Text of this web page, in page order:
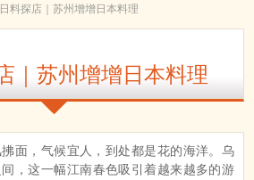
料探店｜苏州增增日本料理
｜苏州增增日本料理
面，气候宜人，到处都是花的海洋。乌
，这一幅江南春色吸引着越来越多的游